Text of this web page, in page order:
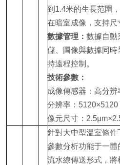
到1.4米的生長范圍
在暗室成像，支持尺
數據管理：數據自動
儲、圖像與數據同
持遠程控制。
技術參數：
成像傳感器：高分
分辨率：5120×5120
像元尺寸：
針對大中型溫室條
參數分析功能于一體
流水線傳送形式，